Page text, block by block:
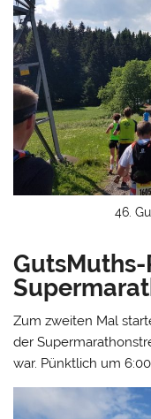
46.
Zum zweiten Mal
der
war. Pünktlich um